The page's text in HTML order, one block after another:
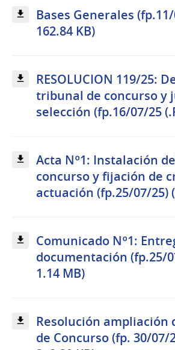
Bases Generales
162.84 KB)
RESOLUCION 119/25:
tribunal de concurso y
selección (fp.16/07/25
Acta Nº1: Instalación
concurso y fijación de
actuación (fp.25/07/25)
Comunicado Nº1:
documentación (fp.25/
1.14 MB)
Resolución ampliación
de Concurso (fp. 30/07/